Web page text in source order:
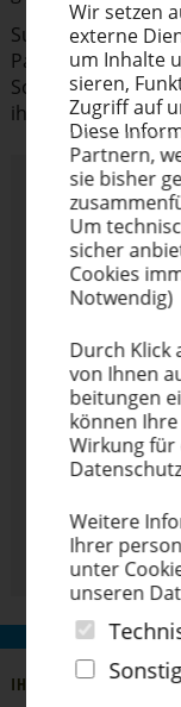
Suchen Sie
Partner über Ihre
Schritt Ihre
ihm in Kontakt.
Bitte tragen
Postleitzahl
Empfänger
IHRE SIEBDRUCK-
Wir setzen
externe
um Inhalte
sieren,
Zugriff auf
Diese
Partnern,
sie bisher
Um
sicher
Cookies
Notwendig)
Durch Klick
von Ihnen
beitungen
können
Wirkung für
Weitere
Ihrer
unter
unseren